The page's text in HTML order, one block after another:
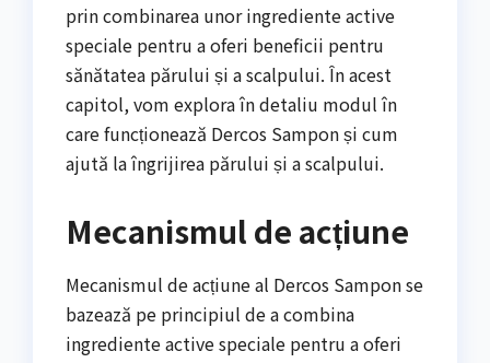
prin combinarea unor ingrediente active
speciale pentru a oferi beneficii pentru
sănătatea părului și a scalpului. În acest
capitol, vom explora în detaliu modul în
care funcționează Dercos Sampon și cum
ajută la îngrijirea părului și a scalpului.
Mecanismul de acțiune
Mecanismul de acțiune al Dercos Sampon se
bazează pe principiul de a combina
ingrediente active speciale pentru a oferi